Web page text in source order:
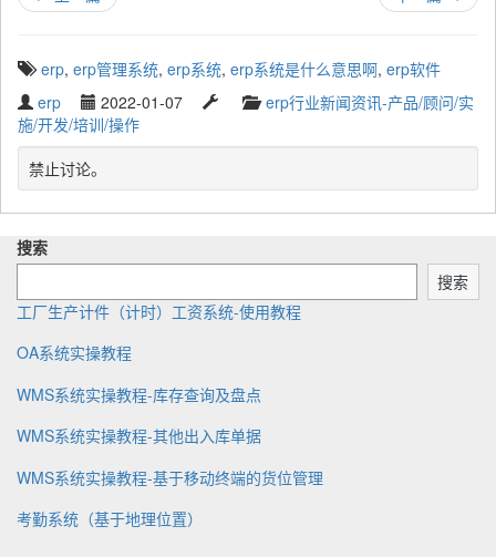
T
g
g
e
d
t
h
erp, erp管理系统, erp系统, erp系统是什么意思啊, erp软件
W
r
i
t
t
e
n
b
erp
P
u
b
i
s
2022-01-07
s
u
p
e
C
t
g
o
erp行业新闻资讯-产品/顾问/实
施/开发/培训/操作
禁止讨论。
搜索
搜索
工厂生产计件（计时）工资系统-使用教程
OA系统实操教程
WMS系统实操教程-库存查询及盘点
WMS系统实操教程-其他出入库单据
WMS系统实操教程-基于移动终端的货位管理
考勤系统（基于地理位置）